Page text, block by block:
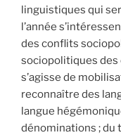
linguistiques qui
l’année
des conflits
sociopolitiques des
s’agisse de
reconnaître des
langue
dénominations ; du